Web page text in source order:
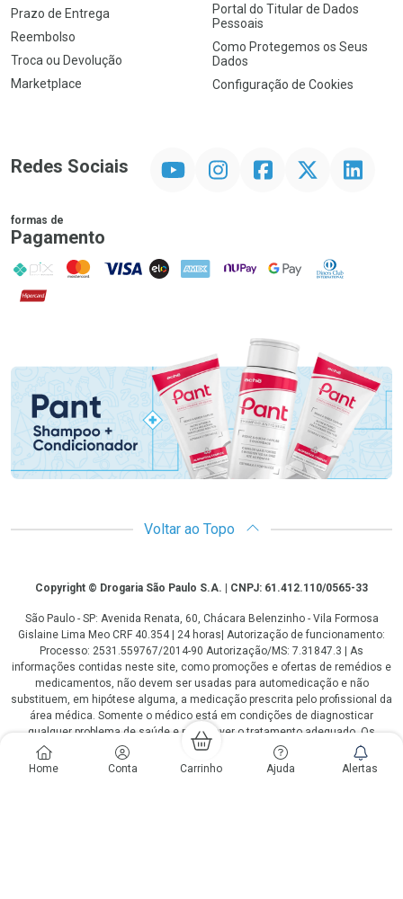
Home Conta Carrinho Ajuda Alertas
Prazo de Entrega
Reembolso
Troca ou Devolução
Marketplace
Portal do Titular de Dados
Pessoais
Como Protegemos os Seus
Dados
Configuração de Cookies
Redes Sociais InstagramFacebookTwitter Linkedin
formas de
Pagamento
PIX MasterCard
VISA ELO AMEX NuPay Google PayDiners Club
Hipercard
Voltar ao Topo
CopyrightCopyright © Drogaria São Paulo S.A. | CNPJ: 61.412.110/0565-33
São Paulo - SP: Avenida Renata, 60, Chácara Belenzinho - Vila Formosa
Gislaine Lima Meo CRF 40.354 | 24 horas| Autorização de funcionamento:
Processo: 2531.559767/2014-90 Autorização/MS: 7.31847.3 | As
informações contidas neste site, como promoções e ofertas de remédios e
medicamentos, não devem ser usadas para automedicação e não
substituem, em hipótese alguma, a medicação prescrita pelo profissional da
área médica. Somente o médico está em condições de diagnosticar
qualquer problema de saúde e prescrever o tratamento adequado. Os
preços e as promoções são válidos apenas para compras via internet. As
fotos contidas em nosso site são meramente ilustrativas. *Preços e